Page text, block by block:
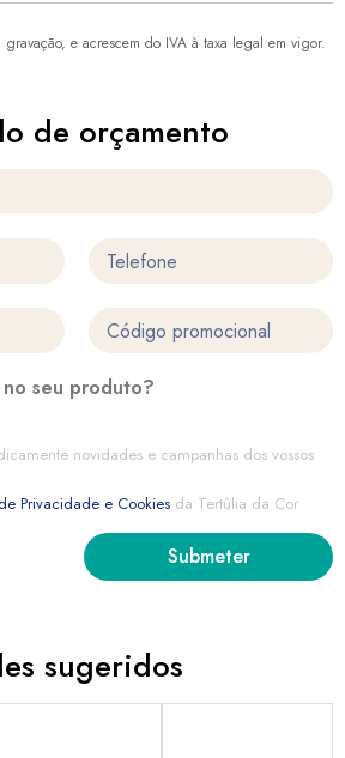
e acrescem do IVA à taxa legal em vigor.
de orçamento
seu produto?
novidades e campanhas dos vossos
Privacidade e Cookies da Tertúlia da Cor
sugeridos